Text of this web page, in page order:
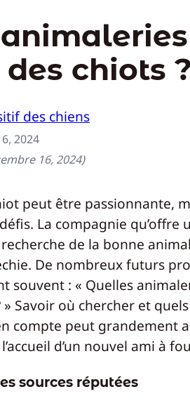
chiots ?
des chiens
2024
16, 2024)
peut être passionnante,
La compagnie qu’offre
de la bonne
De nombreux futurs
souvent : « Quelles
Savoir où chercher et
compte peut grandement
d’un nouvel ami à
sources réputées